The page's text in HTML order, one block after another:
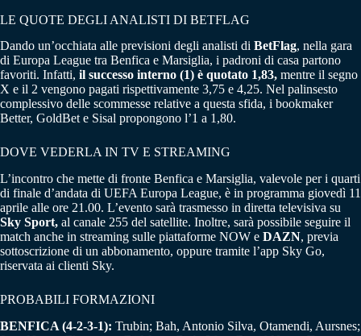
LE QUOTE DEGLI ANALISTI DI BETFLAG
Dando un’occhiata alle previsioni degli analisti di BetFlag, nella gara
di Europa League tra Benfica e Marsiglia, i padroni di casa partono
favoriti. Infatti, il successo interno (1) è quotato 1,83, mentre il segno
X e il 2 vengono pagati rispettivamente 3,75 e 4,25. Nel palinsesto
complessivo delle scommesse relative a questa sfida, i bookmaker
Better, GoldBet e Sisal propongono l’1 a 1,80.
DOVE VEDERLA IN TV E STREAMING
L’incontro che mette di fronte Benfica e Marsiglia, valevole per i quarti
di finale d’andata di UEFA Europa League, è in programma giovedì 11
aprile alle ore 21.00. L’evento sarà trasmesso in diretta televisiva su
Sky Sport, al canale 255 del satellite. Inoltre, sarà possibile seguire il
match anche in streaming sulle piattaforme NOW e DAZN, previa
sottoscrizione di un abbonamento, oppure tramite l’app Sky Go,
riservata ai clienti Sky.
PROBABILI FORMAZIONI
BENFICA (4-2-3-1): Trubin; Bah, Antonio Silva, Otamendi, Aursnes;